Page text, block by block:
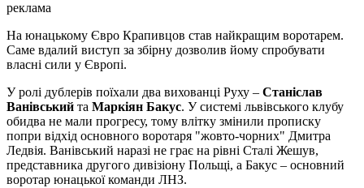
реклама
На юнацькому Євро Крапивцов став найкращим воротарем.
Саме вдалий виступ за збірну дозволив йому спробувати
власні сили у Європі.
У ролі дублерів поїхали два вихованці Руху – Станіслав
Ванівський та Маркіян Бакус. У системі львівського клубу
обидва не мали прогресу, тому влітку змінили прописку
попри відхід основного воротаря "жовто-чорних" Дмитра
Ледвія. Ванівський наразі не грає на рівні Сталі Жешув,
представника другого дивізіону Польщі, а Бакус – основний
воротар юнацької команди ЛНЗ.